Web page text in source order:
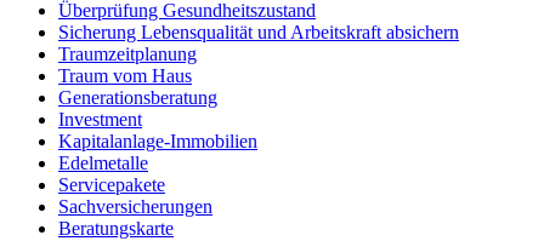
Überprüfung Gesundheits­zustand
Sicherung Lebensqualität und Arbeitskraft absichern
Traumzeit­planung
Traum vom Haus
Generationsberatung
Investment
Kapitalanlage-Immobilien
Edelmetalle
Servicepakete
Sachversicherungen
Beratungskarte